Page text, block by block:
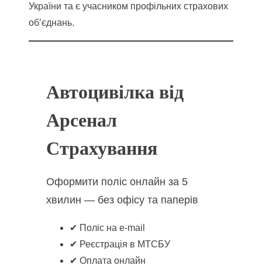
України та є учасником профільних страхових
об’єднань.
Автоцивілка від
Арсенал
Страхування
Оформити поліс онлайн за 5
хвилин — без офісу та паперів
✔ Поліс на e-mail
✔ Реєстрація в МТСБУ
✔ Оплата онлайн